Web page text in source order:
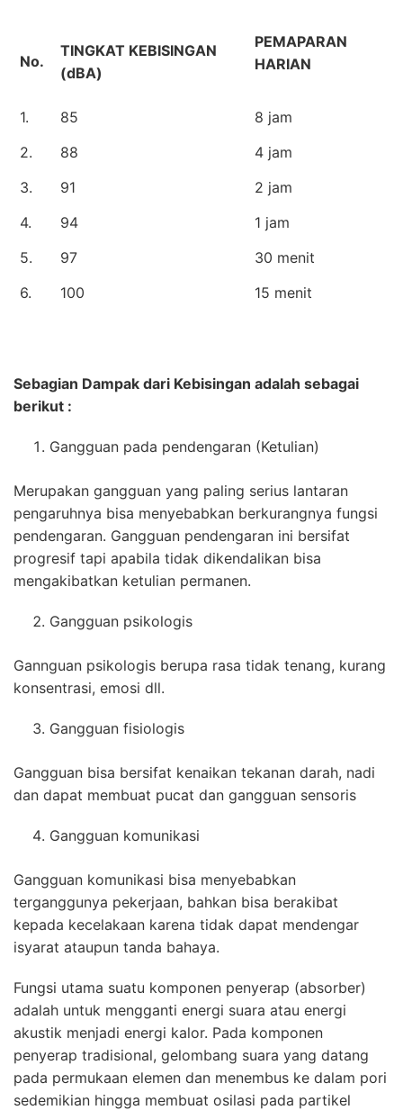
No.
TINGKAT KEBISINGAN
(dBA)
PEMAPARAN
HARIAN
1. 85
8 jam
2.
88
4 jam
3.
91
2 jam
4.
94
1 jam
5.
97
30 menit
6.
100 15 menit
Sebagian Dampak dari Kebisingan adalah sebagai
berikut :
Gangguan pada pendengaran (Ketulian)
Merupakan gangguan yang paling serius lantaran
pengaruhnya bisa menyebabkan berkurangnya fungsi
pendengaran. Gangguan pendengaran ini bersifat
progresif tapi apabila tidak dikendalikan bisa
mengakibatkan ketulian permanen.
Gangguan psikologis
Gannguan psikologis berupa rasa tidak tenang, kurang
konsentrasi, emosi dll.
Gangguan fisiologis
Gangguan bisa bersifat kenaikan tekanan darah, nadi
dan dapat membuat pucat dan gangguan sensoris
Gangguan komunikasi
Gangguan komunikasi bisa menyebabkan
terganggunya pekerjaan, bahkan bisa berakibat
kepada kecelakaan karena tidak dapat mendengar
isyarat ataupun tanda bahaya.
Fungsi utama suatu komponen penyerap (absorber)
adalah untuk mengganti energi suara atau energi
akustik menjadi energi kalor. Pada komponen
penyerap tradisional, gelombang suara yang datang
pada permukaan elemen dan menembus ke dalam pori
sedemikian hingga membuat osilasi pada partikel